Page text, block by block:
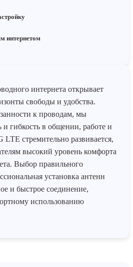
интернетом
интернета открывает
свободы и удобства.
к проводам, мы
и гибкость в общении, работе и
LTE стремительно развивается,
высокий уровень комфорта
Выбор правильного
установка антенн
и быстрое соединение,
использованию